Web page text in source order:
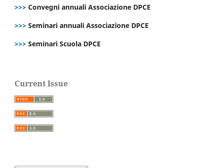
>>> Convegni annuali Associazione DPCE
>>> Seminari annuali Associazione DPCE
>>> Seminari Scuola DPCE
Current Issue